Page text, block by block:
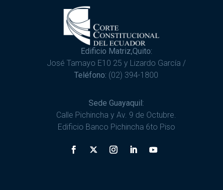
Edificio Matriz,Quito:
José Tamayo E10 25 y Lizardo García /
Teléfono: (02) 394-1800
Sede Guayaquil:
Calle Pichincha y Av. 9 de Octubre.
Edificio Banco Pichincha 6to Piso